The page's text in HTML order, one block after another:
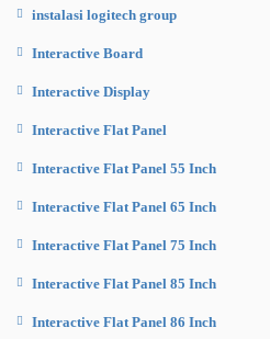
instalasi logitech group
Interactive Board
Interactive Display
Interactive Flat Panel
Interactive Flat Panel 55 Inch
Interactive Flat Panel 65 Inch
Interactive Flat Panel 75 Inch
Interactive Flat Panel 85 Inch
Interactive Flat Panel 86 Inch